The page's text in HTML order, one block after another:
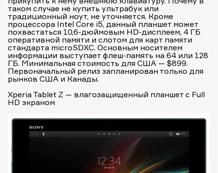
таком случае не купить ультрабук или
традиционный ноут, не уточняется. Кроме
процессора Intel Core i5, данный планшет может
похвастаться 10,6-дюймовым HD-дисплеем, 4 ГБ
оперативной памяти и слотом для карт памяти
стандарта microSDXC. Основным носителем
информации выступает флеш-память на 64 или 128
ГБ. Минимальная стоимость для США — $899.
Первоначальный релиз запланирован только для
рынков США и Канады.
Xperia Tablet Z — влагозащищенный планшет с Full
HD экраном